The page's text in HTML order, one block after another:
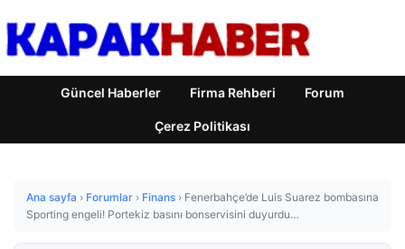
Güncel Haberler Firma Rehberi Forum
Çerez Politikası
Ana sayfa › Forumlar › Finans › Fenerbahçe’de Luis Suarez bombasına
Sporting engeli! Portekiz basını bonservisini duyurdu…